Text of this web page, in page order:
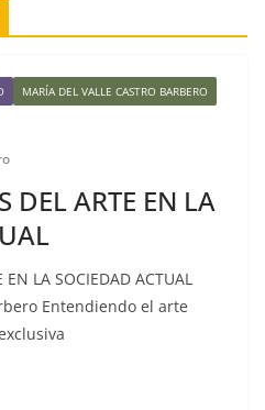
MARÍA DEL VALLE CASTRO BARBERO
DEL ARTE EN LA
EN LA SOCIEDAD ACTUAL
Entendiendo el arte